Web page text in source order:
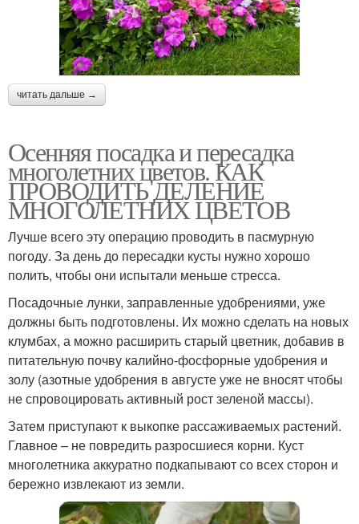
читать дальше →
Осенняя посадка и пересадка
многолетних цветов. КАК
ПРОВОДИТЬ ДЕЛЕНИЕ
МНОГОЛЕТНИХ ЦВЕТОВ
Лучше всего эту операцию проводить в пасмурную
погоду. За день до пересадки кусты нужно хорошо
полить, чтобы они испытали меньше стресса.
Посадочные лунки, заправленные удобрениями, уже
должны быть подготовлены. Их можно сделать на новых
клумбах, а можно расширить старый цветник, добавив в
питательную почву калийно-фосфорные удобрения и
золу (азотные удобрения в августе уже не вносят чтобы
не спровоцировать активный рост зеленой массы).
Затем приступают к выкопке рассаживаемых растений.
Главное – не повредить разросшиеся корни. Куст
многолетника аккуратно подкапывают со всех сторон и
бережно извлекают из земли.